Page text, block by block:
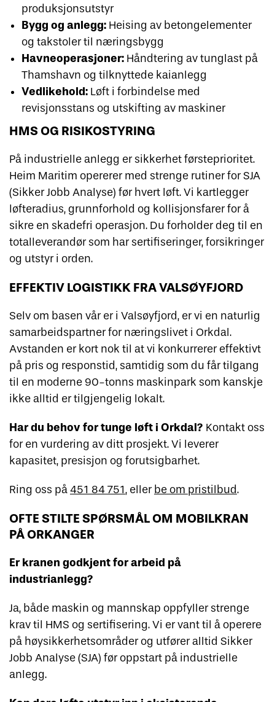
produksjonsutstyr
Bygg og anlegg: Heising av betongelementer
og takstoler til næringsbygg
Havneoperasjoner: Håndtering av tunglast på
Thamshavn og tilknyttede kaianlegg
Vedlikehold: Løft i forbindelse med
revisjonsstans og utskifting av maskiner
HMS OG RISIKOSTYRING
På industrielle anlegg er sikkerhet førsteprioritet.
Heim Maritim opererer med strenge rutiner for SJA
(Sikker Jobb Analyse) før hvert løft. Vi kartlegger
løfteradius, grunnforhold og kollisjonsfarer for å
sikre en skadefri operasjon. Du forholder deg til en
totalleverandør som har sertifiseringer, forsikringer
og utstyr i orden.
EFFEKTIV LOGISTIKK FRA VALSØYFJORD
Selv om basen vår er i Valsøyfjord, er vi en naturlig
samarbeidspartner for næringslivet i Orkdal.
Avstanden er kort nok til at vi konkurrerer effektivt
på pris og responstid, samtidig som du får tilgang
til en moderne 90-tonns maskinpark som kanskje
ikke alltid er tilgjengelig lokalt.
Har du behov for tunge løft i Orkdal? Kontakt oss
for en vurdering av ditt prosjekt. Vi leverer
kapasitet, presisjon og forutsigbarhet.
Ring oss på451 84 751, eller be om pristilbud.
OFTE STILTE SPØRSMÅL OM MOBILKRAN
PÅ ORKANGER
Er kranen godkjent for arbeid på
industrianlegg?
Ja, både maskin og mannskap oppfyller strenge
krav til HMS og sertifisering. Vi er vant til å operere
på høysikkerhetsområder og utfører alltid Sikker
Jobb Analyse (SJA) før oppstart på industrielle
anlegg.